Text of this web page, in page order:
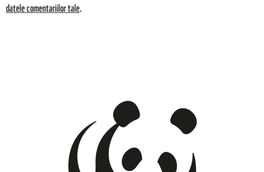
datele comentariilor tale.